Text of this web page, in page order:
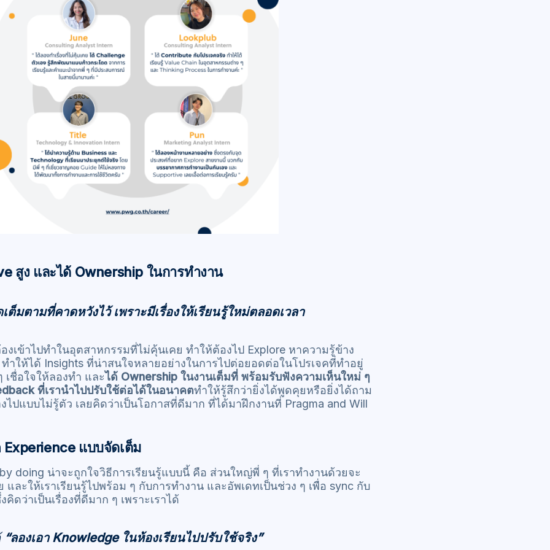
สูง และได้ Ownership ในการทำงาน
ต็มตามที่คาดหวังไว้ เพราะมีเรื่องให้เรียนรู้ใหม่ตลอดเวลา
งเข้าไปทำในอุตสาหกรรมที่ไม่คุ้นเคย ทำให้ต้องไป Explore หาความรู้ข้าง
ำให้ได้ Insights ที่น่าสนใจหลายอย่างในการไปต่อยอดต่อในโปรเจคที่ทำอยู่
เชื่อใจให้ลองทำ และได้ Ownership ในงานเต็มที่ พร้อมรับฟังความเห็นใหม่ ๆ
ที่เรานำไปปรับใช้ต่อได้ในอนาคตทำให้รู้สึกว่ายิ่งได้พูดคุยหรือยิ่งได้ถาม
ไปแบบไม่รู้ตัว เลยคิดว่าเป็นโอกาสที่ดีมาก ที่ได้มาฝึกงานที่ Pragma and Will
แบบจัดเต็ม
doing น่าจะถูกใจวิธีการเรียนรู้แบบนี้ คือ ส่วนใหญ่พี่ ๆ ที่เราทำงานด้วยจะ
และให้เราเรียนรู้ไปพร้อม ๆ กับการทำงาน และอัพเดทเป็นช่วง ๆ เพื่อ sync กับ
ดว่าเป็นเรื่องที่ดีมาก ๆ เพราะเราได้
“ลองเอา Knowledge ในห้องเรียนไปปรับใช้จริง”